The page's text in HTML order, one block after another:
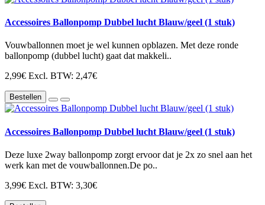
Accessoires Ballonpomp Dubbel lucht Blauw/geel (1 stuk)
Vouwballonnen moet je wel kunnen opblazen. Met deze ronde
ballonpomp (dubbel lucht) gaat dat makkeli..
2,99€ Excl. BTW: 2,47€
Bestellen
Accessoires Ballonpomp Dubbel lucht Blauw/geel (1 stuk)
Deze luxe 2way ballonpomp zorgt ervoor dat je 2x zo snel aan het
werk kan met de vouwballonnen.De po..
3,99€ Excl. BTW: 3,30€